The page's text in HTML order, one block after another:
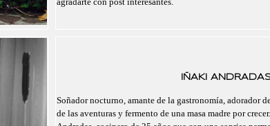
IÑAKI
Soñador nocturno, amante de la gastronomía, adorador
de las aventuras y fermento de una masa madre por